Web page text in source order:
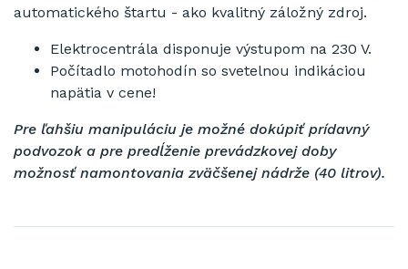
automatického štartu - ako kvalitný záložný zdroj.
Elektrocentrála disponuje výstupom na 230 V.
Počítadlo motohodín so svetelnou indikáciou
napätia v cene!
Pre ľahšiu manipuláciu je možné dokúpiť prídavný
podvozok a pre predĺženie prevádzkovej doby
možnosť namontovania zväčšenej nádrže (40 litrov).